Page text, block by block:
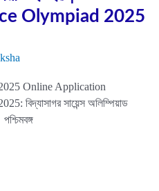
Olympiad 2025
Online Application
বিদ্যাসাগর সায়েন্স অলিম্পিয়াড